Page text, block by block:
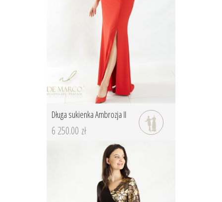
Długa sukienka Ambrozja II
6 250.00 zł